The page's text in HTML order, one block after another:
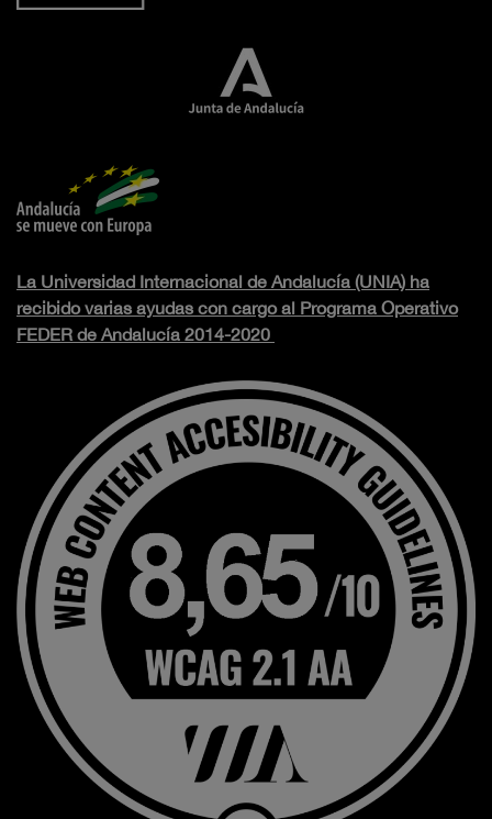
La Universidad Internacional de Andalucía (UNIA) ha
recibido varias ayudas con cargo al Programa Operativo
FEDER de Andalucía 2014-2020